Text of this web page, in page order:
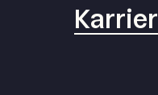
Karrier